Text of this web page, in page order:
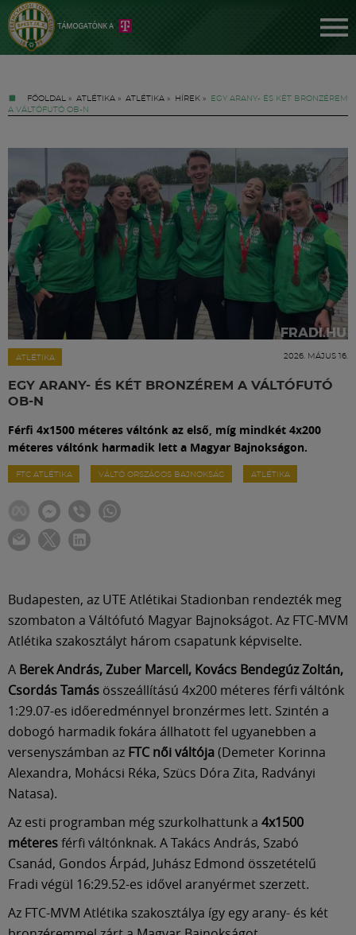
FŐOLDAL » ATLÉTIKA » ATLÉTIKA » HÍREK »
EGY ARANY- ÉS KÉT BRONZÉREM
A VÁLTÓFUTÓ OB-N
ATLÉTIKA 2026. MÁJUS 16.
EGY ARANY- ÉS KÉT BRONZÉREM A VÁLTÓFUTÓ
OB-N
Férfi 4x1500 méteres váltónk az első, míg mindkét 4x200
méteres váltónk harmadik lett a Magyar Bajnokságon.
FTC ATLÉTIKA VÁLTÓ ORSZÁGOS BAJNOKSÁG ATLÉTIKA
Budapesten, az UTE Atlétikai Stadionban rendezték meg
szombaton a Váltófutó Magyar Bajnokságot. Az FTC-MVM
Atlétika szakosztályt három csapatunk képviselte.
A Berek András, Zuber Marcell, Kovács Bendegúz Zoltán,
Csordás Tamás összeállítású 4x200 méteres férfi váltónk
1:29.07-es időeredménnyel bronzérmes lett. Szintén a
dobogó harmadik fokára állhatott fel ugyanebben a
versenyszámban az FTC női váltója(Demeter Korinna
Alexandra, Mohácsi Réka, Szücs Dóra Zita, Radványi
Natasa).
Az esti programban még szurkolhattunk a 4x1500
méteresférfi váltónknak. A Takács András, Szabó
Csanád, Gondos Árpád, Juhász Edmond összetételű
Fradi végül 16:29.52-es idővel aranyérmet szerzett.
Az FTC-MVM Atlétika szakosztálya így egy arany- és két
Jegyek
FM YouTube +
Hírek
Labdarúgás
Meccscenter
Klub
Shop
Közösség
Múzeum
English